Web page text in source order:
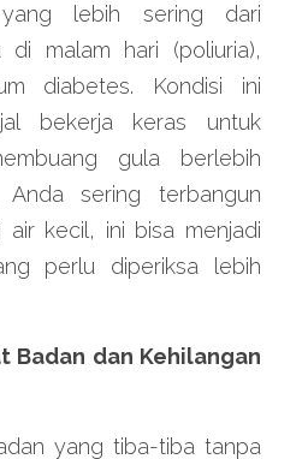
lebih sering dari
di malam hari (poliuria),
diabetes. Kondisi ini
bekerja keras untuk
gula berlebih
Anda sering terbangun
air kecil, ini bisa menjadi
perlu diperiksa lebih
Badan dan Kehilangan
yang tiba-tiba tanpa